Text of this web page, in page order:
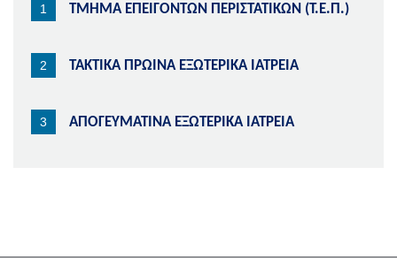
ΤΜΗΜΑ ΕΠΕΙΓΟΝΤΩΝ ΠΕΡΙΣΤΑΤΙΚΩΝ (Τ.Ε.Π.)
ΤΑΚΤΙΚΑ ΠΡΩΙΝΑ ΕΞΩΤΕΡΙΚΑ ΙΑΤΡΕΙΑ
ΑΠΟΓΕΥΜΑΤΙΝΑ ΕΞΩΤΕΡΙΚΑ ΙΑΤΡΕΙΑ